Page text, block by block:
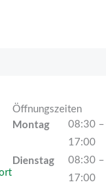
Öffnungszeiten
Montag
08:30 –
17:00
Dienstag
08:30 –
17:00